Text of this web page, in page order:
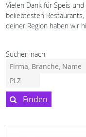
Vielen Dank für Speis
beliebtesten
deiner Region haben wir
Suchen nach
Finden